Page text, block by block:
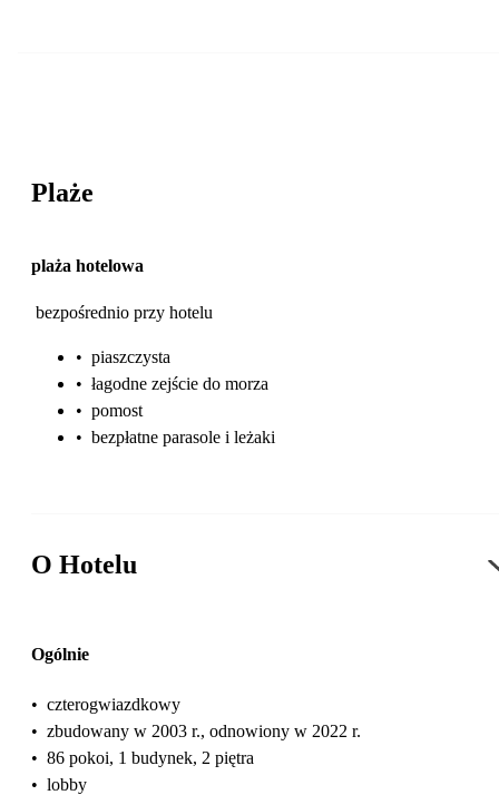
Plaże
plaża hotelowa
bezpośrednio przy hotelu
• piaszczysta
• łagodne zejście do morza
• pomost
• bezpłatne parasole i leżaki
O Hotelu
Ogólnie
• czterogwiazdkowy
• zbudowany w 2003 r., odnowiony w 2022 r.
• 86 pokoi, 1 budynek, 2 piętra
• lobby